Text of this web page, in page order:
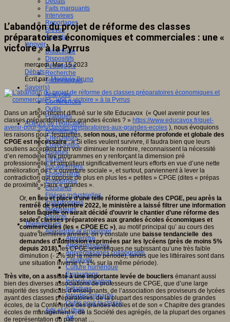
Faits marquants
Interviews
Reportages
Brèves
Agenda
Innover
Didactique
Dispositifs
Pédagogie
Recherche
Technologies
Savoir(s)
Analyses
Conférences
Outils
Pratiques
Acteurs de l'éducation
Animateurs
Chercheurs
Collectivités
Editeurs
EdTech
Encadrement
Enseignants
Entreprises
Etudiants
Filières industrielles
Institutionnels
Médiateurs
Parents
Thématiques
Apprendre et enseigner
Apprendre
Apprentissages
Apprentissages collaboratifs
Créativité
Culture numérique
Evaluations
Individualisation
Initiatives
Interdisciplinarité
Outils pour la classe
Arts et Culture
Art
L’abandon du projet de réforme des classes
préparatoires économiques et commerciales : une «
victoire » à la Pyrrus
mercredi, Mar 15 2023
Débats
Écrit parMagliulo Bruno
Dans un article récent diffusé sur le site Educavox (« Quel avenir pour les
classes préparatoires aux grandes écoles ? » https://www.educavox.fr/quel-
avenir-pour-les-classes-preparatoires-aux-grandes-ecoles ), nous évoquions
les raisons pour lesquelles, selon nous, une réforme profonde et globale des
CPGE est nécessaire: « Si elles veulent survivre, il faudra bien que leurs
soutiens acceptent d’en voir diminuer le nombre, reconnaissent la nécessité
d’en remodeler les programmes en y renforçant la dimension pré
professionnelle, et amplifient significativement leurs efforts en vue d’une nette
amélioration de l’ « ouverture sociale », et surtout, parviennent à lever la
contradiction qui oppose de plus en plus les « petites » CPGE (dites « prépas
de proximité ») aux « grandes ».
Or, en lieu et place d’une telle réforme globale des CPGE, peu après la
rentrée de septembre 2022, le ministère a laissé filtrer une information
selon laquelle on aurait décidé d’ouvrir le chantier d’une réforme des
seules classes préparatoires aux grandes écoles économiques et
commerciales (les « CPGE EC »), au motif principal qu’ au cours des
quatre dernières années, on y constate une baisse tendancielle des
demandes d’admission exprimées par les lycéens (près de moins 5%
depuis 2018),les CPGE scientifiques ne subissant qu’une très faible
diminution (- 2% sur la même période), tandis que les littéraires sont dans
une situation inverse (+ 1% sur la même période).
Très vite, on a assisté à une importante levée de boucliers émanant aussi
bien des diverses associations de professeurs de CPGE, que d’une large
majorité des syndicats d’enseignants, de l’association des proviseurs de lycées
ayant des classes préparatoires, de la plupart des responsables de grandes
écoles, de la Conférence des grandes écoles et de son « Chapitre des grandes
écoles de management », de la Société des agrégés, de la plupart des organes
de représentation du patronat …